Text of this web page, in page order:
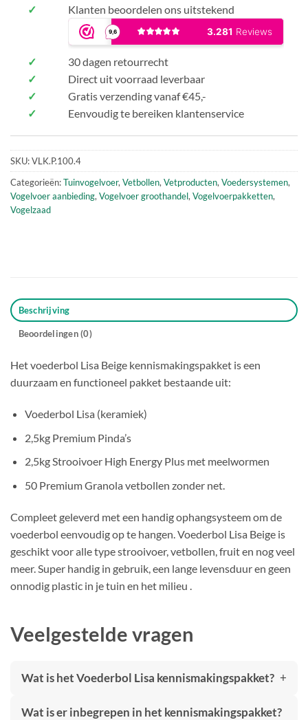
✓ Klanten beoordelen ons uitstekend
✓
30 dagen retourrecht
✓
Direct uit voorraad leverbaar
✓
Gratis verzending vanaf €45,-
✓
Eenvoudig te bereiken klantenservice
SKU:VLK.P.100.4
Categorieën:Tuinvogelvoer,Vetbollen,Vetproducten,Voedersystemen,
Vogelvoer aanbieding,Vogelvoer groothandel,Vogelvoerpakketten,
Vogelzaad
Beschrijving
Beoordelingen (0)
Het voederbol Lisa Beige kennismakingspakket is een
duurzaam en functioneel pakket bestaande uit:
Voederbol Lisa (keramiek)
2,5kg Premium Pinda’s
2,5kg Strooivoer High Energy Plus met meelwormen
50 Premium Granola vetbollen zonder net.
Compleet geleverd met een handig ophangsysteem om de
voederbol eenvoudig op te hangen. Voederbol Lisa Beige is
geschikt voor alle type strooivoer, vetbollen, fruit en nog veel
meer. Super handig in gebruik, een lange levensduur en geen
onnodig plastic in je tuin en het milieu .
Veelgestelde vragen
Wat is het Voederbol Lisa kennismakingspakket?
Wat is er inbegrepen in het kennismakingspakket?